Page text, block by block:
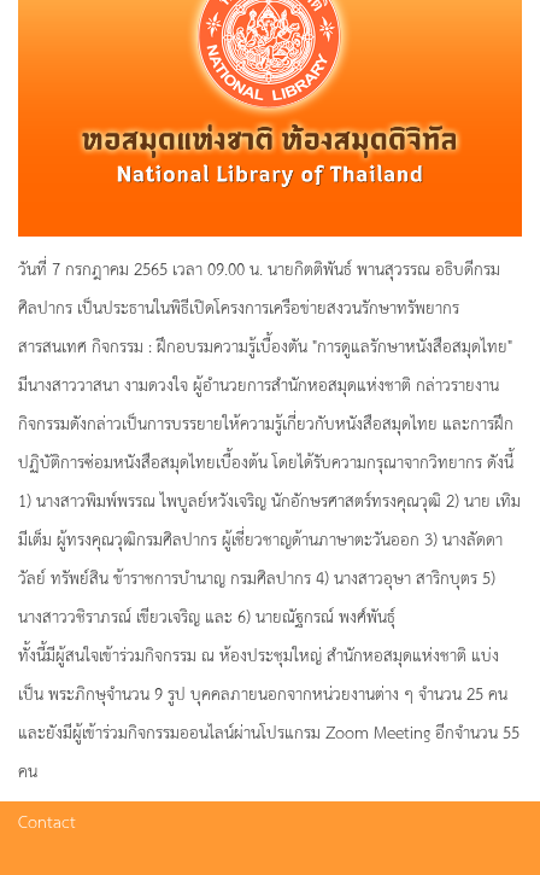
วันที่ 7 กรกฎาคม 2565 เวลา 09.00 น. นายกิตติพันธ์ พานสุวรรณ อธิบดีกรม
ศิลปากร เป็นประธานในพิธีเปิดโครงการเครือข่ายสงวนรักษาทรัพยากร
สารสนเทศ กิจกรรม : ฝึกอบรมความรู้เบื้องตัน "การดูแลรักษาหนังสือสมุดไทย"
มีนางสาววาสนา งามดวงใจ ผู้อำนวยการสำนักหอสมุดแห่งชาติ กล่าวรายงาน
กิจกรรมดังกล่าวเป็นการบรรยายให้ความรู้เกี่ยวกับหนังสือสมุดไทย และการฝึก
ปฏิบัติการซ่่อมหนังสือสมุดไทยเบื้องต้น โดยได้รับความกรุณาจากวิทยากร ดังนี้
1) นางสาวพิมพ์พรรณ ไพบูลย์หวังเจริญ นักอักษรศาสตร์ทรงคุณวุฒิ 2) นาย เทิม
มีเต็ม ผู้ทรงคุณวุฒิกรมศิลปากร ผู้เชี่ยวชาญด้านภาษาตะวันออก 3) นางลัดดา
วัลย์ ทรัพย์สิน ข้าราชการบำนาญ กรมศิลปากร 4) นางสาวอุษา สาริกบุตร 5)
นางสาววชิราภรณ์ เขียวเจริญ และ 6) นายณัฐกรณ์ พงศ์พันธุ์
ทั้งนี้มีผู้สนใจเข้าร่วมกิจกรรม ณ ห้องประชุมใหญ่ สำนักหอสมุดแห่งชาติ แบ่ง
เป็น พระภิกษุจำนวน 9 รูป บุคคลภายนอกจากหน่วยงานต่าง ๆ จำนวน 25 คน
และยังมีผู้เข้าร่วมกิจกรรมออนไลน์ผ่านโปรแกรม Zoom Meeting อีกจำนวน 55
คน
Contact